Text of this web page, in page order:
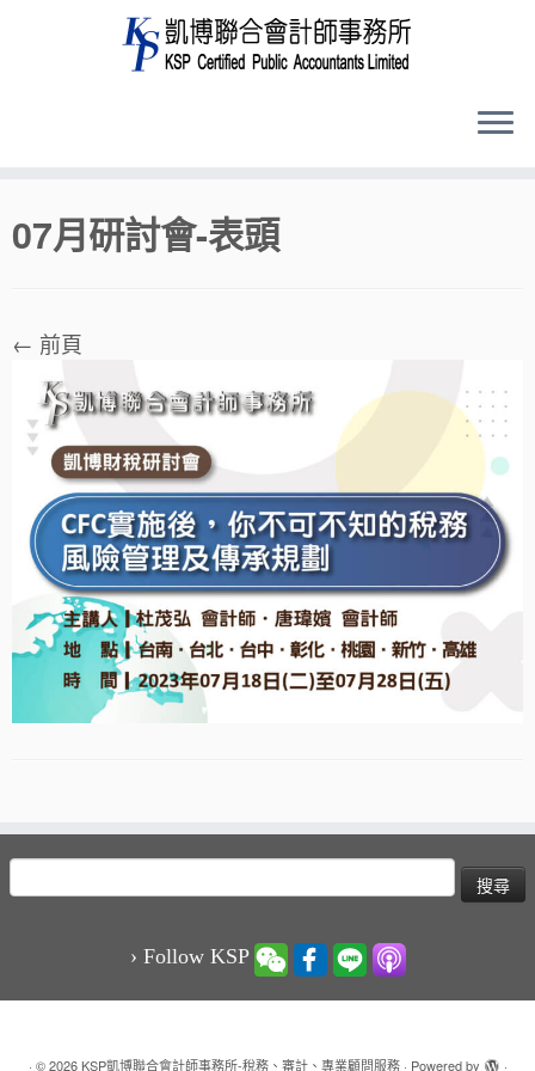
to
content
07月研討會-表頭
← 前頁
尋
› Follow KSP
· © 2026 KSP凱博聯合會計師事務所-稅務、審計、專業顧問服務· Powered by ·